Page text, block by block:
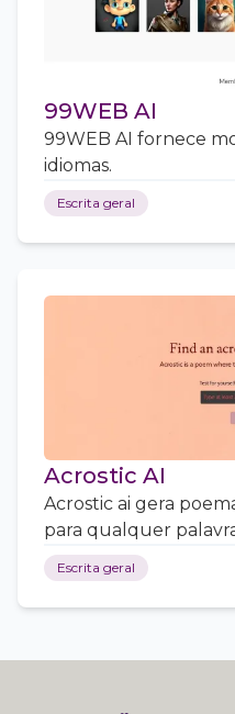
99WEB AI
99WEB AI fornece
idiomas.
Escrita geral
Acrostic AI
Acrostic ai gera
para qualquer
Escrita geral